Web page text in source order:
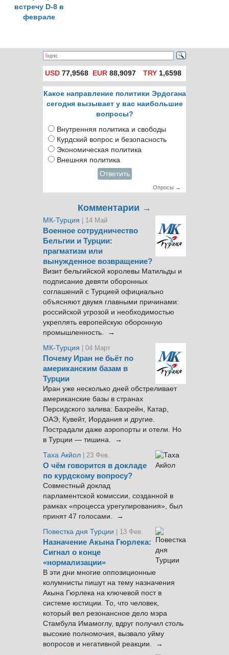
встречу D-8 в
феврале
USD 77,9568 EUR 88,9097 TRY1,6598
Какое направление политики Эрдогана
сегодня вызывает у вас наибольшие
вопросы?
Внутренняя политика и свободы
Курдский вопрос и безопасность
Экономическая политика
Внешняя политика
Ответить
Опросы →
Комментарии →
МК-Турция | 14 Май
Военное сотрудничество
Бельгии и Турции:
прагматизм или
вынужденное возвращение?
Визит бельгийской королевы Матильды и
подписание девяти оборонных
соглашений с Турцией официально
объясняют двумя главными причинами:
российской угрозой и необходимостью
укреплять европейскую оборонную
промышленность. →
МК-Турция
| 04 Март
Почему Иран не бьёт по
американским базам в
Турции
Иран уже несколько дней обстреливает
американские базы в странах
Персидского залива: Бахрейн, Катар,
ОАЭ, Кувейт, Иордания и другие.
Пострадали даже аэропорты и отели. Но
в Турции — тишина. →
Таха Акйол | 23 Фев.
О чём говорится в докладе
по курдскому вопросу?
Совместный доклад
парламентской комиссии, созданной в
рамках «процесса урегулирования», был
принят 47 голосами. →
Повестка дня Турции
| 13 Фев.
Назначение Акына Гюрлека:
Сигнал о конце
«нормализации»
В эти дни многие оппозиционные
колумнисты пишут на тему назначения
Акына Гюрлека на ключевой пост в
системе юстиции. То, что человек,
который вел резонансное дело мэра
Стамбула Имамоглу, вдруг получил столь
высокие полномочия, вызвало уйму
вопросов и негативной реакции. →